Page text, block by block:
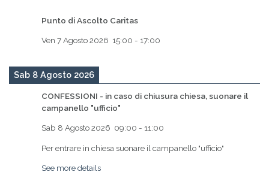
Punto di Ascolto Caritas
Ven 7 Agosto 2026 15:00 - 17:00
Sab 8 Agosto 2026
CONFESSIONI - in caso di chiusura chiesa, suonare il
campanello "ufficio"
Sab 8 Agosto 2026 09:00 - 11:00
Per entrare in chiesa suonare il campanello "ufficio"
See more details